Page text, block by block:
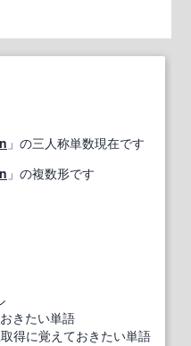
」の三人称単数現在です
」の複数形です
きたい単語
得に覚えておきたい単語